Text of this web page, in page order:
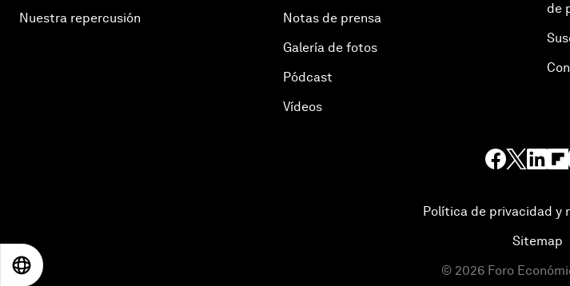
Nuestra repercusión
Notas de prensa
Galería de fotos
Pódcast
Vídeos
de
Política de privacidad y
Sitemap
© 2026 Foro